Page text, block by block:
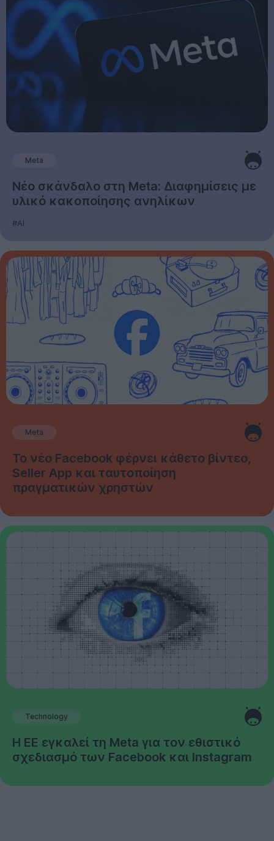
Meta
Νέο σκάνδαλο στη Meta: Διαφημίσεις με
υλικό κακοποίησης ανηλίκων
#AI
Meta
Το νέο Facebook φέρνει κάθετο βίντεο,
Seller App και ταυτοποίηση
πραγματικών χρηστών
Technology
Η ΕΕ εγκαλεί τη Meta για τον εθιστικό
σχεδιασμό των Facebook και Instagram